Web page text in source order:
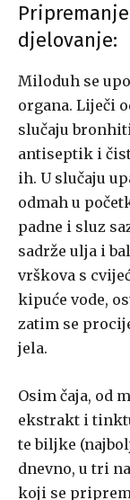
djelovanje:
Miloduh se
organa. Liječi
slučaju
antiseptik i
ih. U slučaju
odmah u
padne i sluz
sadrže ulja i
vrškova s
kipuće vode,
zatim se
jela.
Osim čaja, od
ekstrakt i
te biljke
dnevno, u tri
koji se